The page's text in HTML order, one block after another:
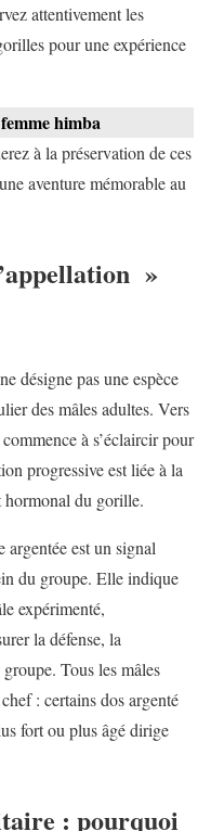
attentivement les
pour une expérience
himba
à la préservation de ces
aventure mémorable au
»
désigne pas une espèce
des mâles adultes. Vers
à s’éclaircir pour
progressive est liée à la
hormonal du gorille.
argentée est un signal
du groupe. Elle indique
expérimenté,
la défense, la
Tous les mâles
: certains dos argenté
fort ou plus âgé dirige
: pourquoi